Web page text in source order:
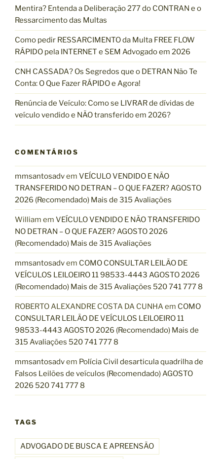
o
r
Mentira? Entenda a Deliberação 277 do CONTRAN e o
Ressarcimento das Multas
Como pedir RESSARCIMENTO da Multa FREE FLOW
RÁPIDO pela INTERNET e SEM Advogado em 2026
CNH CASSADA? Os Segredos que o DETRAN Não Te
Conta: O Que Fazer RÁPIDO e Agora!
Renúncia de Veículo: Como se LIVRAR de dívidas de
veículo vendido e NÃO transferido em 2026?
COMENTÁRIOS
mmsantosadvem VEÍCULO VENDIDO E NÃO
TRANSFERIDO NO DETRAN – O QUE FAZER? AGOSTO
2026 (Recomendado) Mais de 315 Avaliações
William em VEÍCULO VENDIDO E NÃO TRANSFERIDO
NO DETRAN – O QUE FAZER? AGOSTO 2026
(Recomendado) Mais de 315 Avaliações
mmsantosadvem COMO CONSULTAR LEILÃO DE
VEÍCULOS LEILOEIRO 11 98533-4443 AGOSTO 2026
(Recomendado) Mais de 315 Avaliações 520 741 777 8
ROBERTO ALEXANDRE COSTA DA CUNHA em COMO
CONSULTAR LEILÃO DE VEÍCULOS LEILOEIRO 11
98533-4443 AGOSTO 2026 (Recomendado) Mais de
315 Avaliações 520 741 777 8
mmsantosadvem Polícia Civil desarticula quadrilha de
Falsos Leilões de veículos (Recomendado) AGOSTO
2026 520 741 777 8
TAGS
ADVOGADO DE BUSCA E APREENSÃO